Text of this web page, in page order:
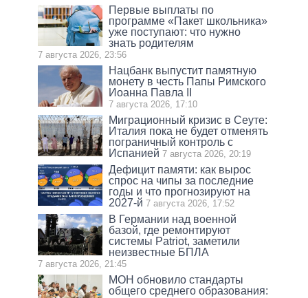
Первые выплаты по
программе «Пакет школьника»
уже поступают: что нужно
знать родителям
7 августа 2026, 23:56
Нацбанк выпустит памятную
монету в честь Папы Римского
Иоанна Павла II
7 августа 2026, 17:10
Миграционный кризис в Сеуте:
Италия пока не будет отменять
пограничный контроль с
Испанией 7 августа 2026, 20:19
Дефицит памяти: как вырос
спрос на чипы за последние
годы и что прогнозируют на
2027-й 7 августа 2026, 17:52
В Германии над военной
базой, где ремонтируют
системы Patriot, заметили
неизвестные БПЛА
7 августа 2026, 21:45
МОН обновило стандарты
общего среднего образования: